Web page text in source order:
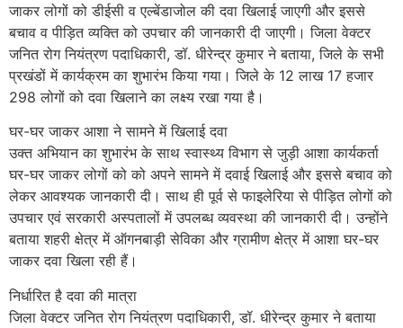
जाकर लोगों को डीईसी व एल्बेंडाजोल की दवा खिलाई जाएगी और इससे
बचाव व पीड़ित व्यक्ति को उपचार की जानकारी दी जाएगी। जिला वेक्टर
जनित रोग नियंत्रण पदाधिकारी, डॉ. धीरेन्द्र कुमार ने बताया, जिले के सभी
प्रखंडों में कार्यक्रम का शुभारंभ किया गया। जिले के 12 लाख 17 हजार
298 लोगों को दवा खिलाने का लक्ष्य रखा गया है।
घर-घर जाकर आशा ने सामने में खिलाई दवा
उक्त अभियान का शुभारंभ के साथ स्वास्थ्य विभाग से जुड़ी आशा कार्यकर्ता
घर-घर जाकर लोगों को को अपने सामने में दवाई खिलाई और इससे बचाव को
लेकर आवश्यक जानकारी दी। साथ ही पूर्व से फाइलेरिया से पीड़ित लोगों को
उपचार एवं सरकारी अस्पतालों में उपलब्ध व्यवस्था की जानकारी दी। उन्होंने
बताया शहरी क्षेत्र में ऑगनबाड़ी सेविका और ग्रामीण क्षेत्र में आशा घर-घर
जाकर दवा खिला रही हैं।
निर्धारित है दवा की मात्रा
जिला वेक्टर जनित रोग नियंत्रण पदाधिकारी, डॉ. धीरेन्द्र कुमार ने बताया